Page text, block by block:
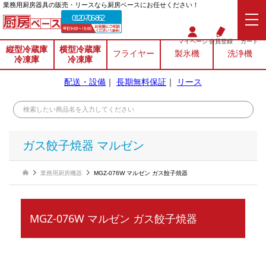
業務⽤厨房器具の販売・リースなら厨房ベースにお任せください！
0120-706-862
マイページ会員登録 カート
縦型冷蔵庫
冷凍庫
横型冷蔵庫
冷凍庫
フライヤー 製氷機 洗浄機
配送・設備 ｜ 長期無料保証 ｜ リース
ガス餃子焼器 マルゼン
業務用厨房機器 MGZ-076W マルゼン ガス餃子焼器
MGZ-076W マルゼン ガス餃子焼器